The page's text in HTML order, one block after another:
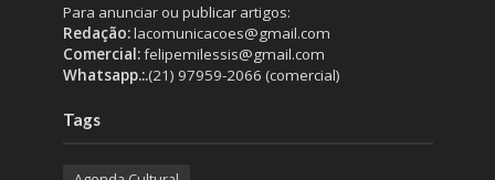
Para anunciar ou publicar artigos:
Redação:lacomunicacoes@gmail.com
Comercial:felipemilessis@gmail.com
Whatsapp.:.(21) 97959-2066 (comercial)
Tags